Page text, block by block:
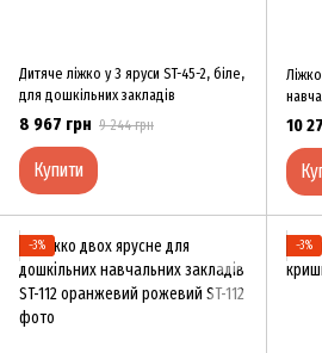
Дитяче ліжко у 3 яруси ST-45-2, біле,
для дошкільних закладів
8 967 грн 9 244 грн
Купити
10
−3% −3%